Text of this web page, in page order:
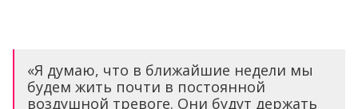
«Я думаю, что в ближайшие недели мы
будем жить почти в постоянной
воздушной тревоге. Они будут держать